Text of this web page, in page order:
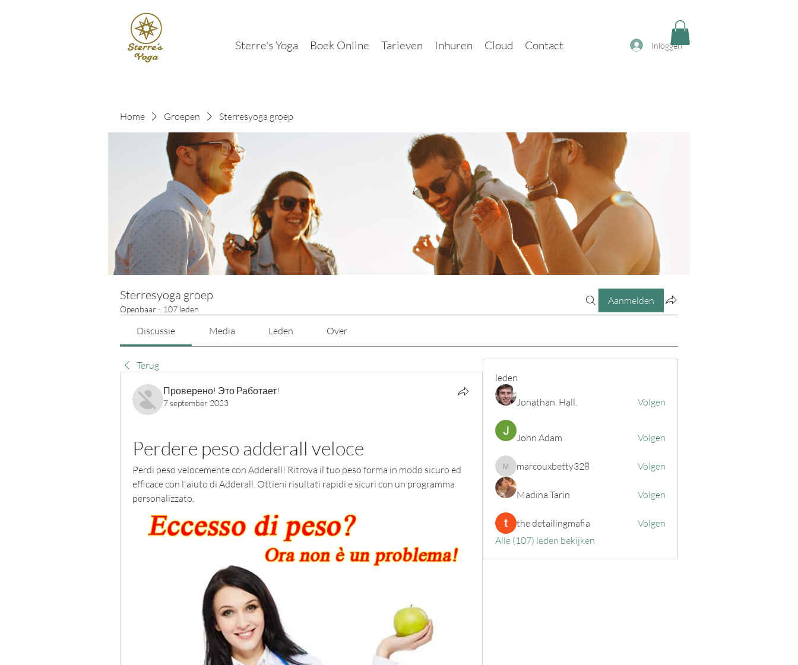
Sterre's Yoga Boek Online Tarieven Inhuren Cloud Contact Inloggen
Home Groepen Sterresyoga groep
Sterresyoga groep
Openbaar · 107 leden
Aanmelden
Discussie Media Leden Over
Terug
Проверено! Это Работает!
7 september 2023
Perdere peso adderall veloce
Perdi peso velocemente con Adderall! Ritrova il tuo peso forma in modo sicuro ed
efficace con l'aiuto di Adderall. Ottieni risultati rapidi e sicuri con un programma
personalizzato.
leden
Jonathan. Hall. Volgen
John Adam Volgen
marcouxbetty328
marcouxbetty328 Volgen
Madina Tarin Volgen
the detailingmafia
Volgen
Alle (107) leden bekijken